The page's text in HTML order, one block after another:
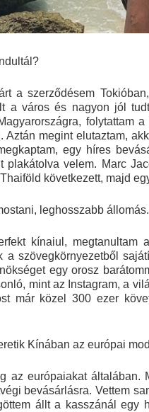
a szerződésem
a város és nagyon jól
folytattam
Aztán megint elutaztam,
egy híres
plakátolva velem. Marc
következett, majd
leghosszabb
kínaiul, megtanultam
a szövegkörnyezetből
egy orosz
mint az Instagram, a
már közel 300 ezer
Kínában az európai
az európaiakat általában.
bevásárlásra. Vettem
állt a kasszánál egy